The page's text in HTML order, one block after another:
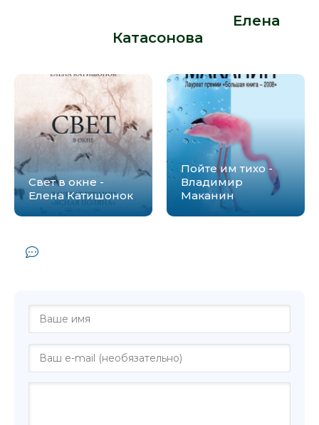
Елена
Катасонова
Свет в окне -
Елена Катишонок
Пойте им тихо -
Владимир
Маканин